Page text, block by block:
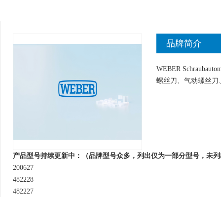
品牌简介
WEBER
螺丝刀、气动螺丝
产品型号持续更新中：（品牌型号众多，列出仅为一部分型号，未
200627
482228
482227